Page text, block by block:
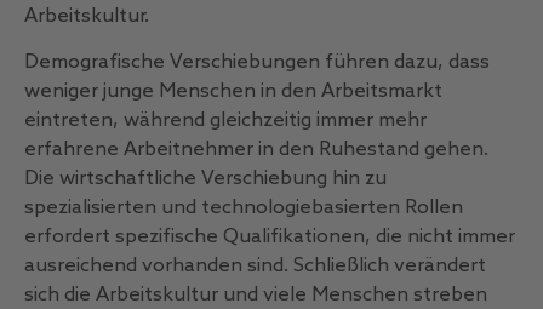
Arbeitskultur.
Demografische Verschiebungen führen dazu, dass
weniger junge Menschen in den Arbeitsmarkt
eintreten, während gleichzeitig immer mehr
erfahrene Arbeitnehmer in den Ruhestand gehen.
Die wirtschaftliche Verschiebung hin zu
spezialisierten und technologiebasierten Rollen
erfordert spezifische Qualifikationen, die nicht immer
ausreichend vorhanden sind. Schließlich verändert
sich die Arbeitskultur und viele Menschen streben